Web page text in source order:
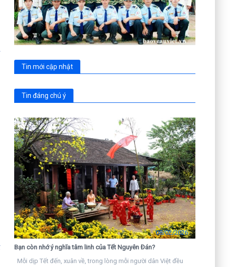
Tin mới cập nhật
Tin đáng chú ý
Bạn còn nhớ ý nghĩa tâm linh của Tết Nguyên Đán?
08/02/2026
Mỗi dịp Tết đến, xuân về, trong lòng mỗi người dân Việt đều